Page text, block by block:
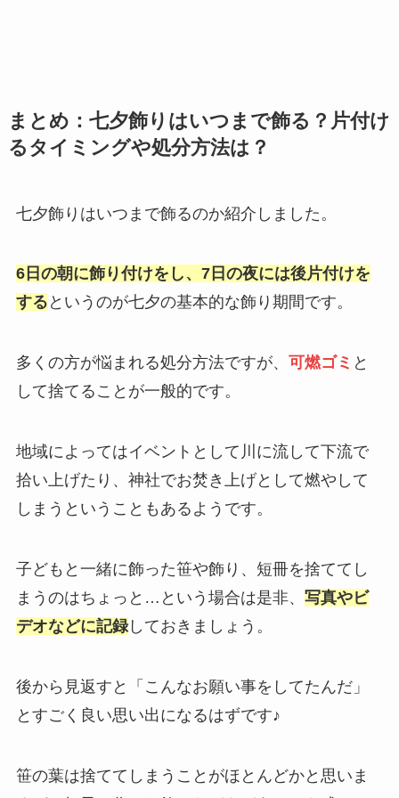
まとめ：七夕飾りはいつまで飾る？片付け
るタイミングや処分方法は？
七夕飾りはいつまで飾るのか紹介しました。
6日の朝に飾り付けをし、7日の夜には後片付けを
する というのが七夕の基本的な飾り期間です。
多くの方が悩まれる処分方法ですが、 可燃ゴミ と
して捨てることが一般的です。
地域によってはイベントとして川に流して下流で
拾い上げたり、神社でお焚き上げとして燃やして
しまうということもあるようです。
子どもと一緒に飾った笹や飾り、短冊を捨ててし
まうのはちょっと…という場合は是非、 写真やビ
デオなどに記録しておきましょう。
後から見返すと「こんなお願い事をしてたんだ」
とすごく良い思い出になるはずです♪
笹の葉は捨ててしまうことがほとんどかと思いま